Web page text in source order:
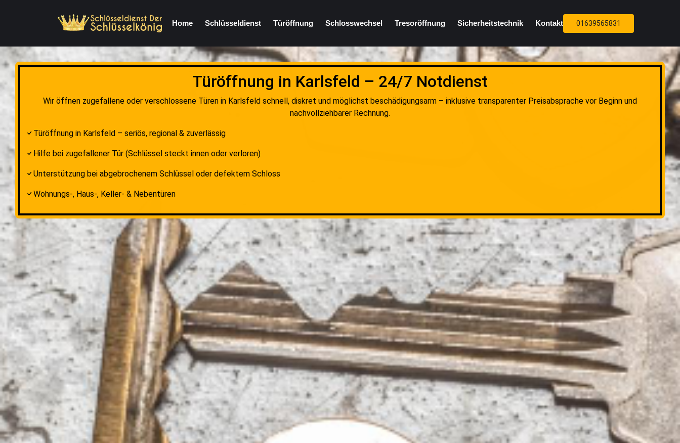
Home Schlüsseldienst Türöffnung Schlosswechsel Tresoröffnung Sicherheitstechnik Kontakt 01639565831
Türöffnung in Karlsfeld – 24/7 Notdienst
Wir öffnen zugefallene oder verschlossene Türen in Karlsfeld schnell, diskret und möglichst beschädigungsarm – inklusive transparenter Preisabsprache vor Beginn und
nachvollziehbarer Rechnung.
Türöffnung in Karlsfeld – seriös, regional & zuverlässig
Hilfe bei zugefallener Tür (Schlüssel steckt innen oder verloren)
Unterstützung bei abgebrochenem Schlüssel oder defektem Schloss
Wohnungs-, Haus-, Keller- & Nebentüren